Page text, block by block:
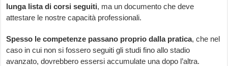
lunga lista di corsi seguiti, ma un documento che deve
attestare le nostre capacità professionali.
Spesso le competenze passano proprio dalla pratica, che nel
caso in cui non si fossero seguiti gli studi fino allo stadio
avanzato, dovrebbero essersi accumulate una dopo l’altra.